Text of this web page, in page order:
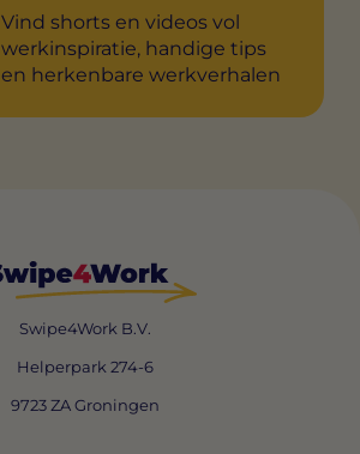
Vind shorts en videos vol
werkinspiratie, handige tips
en herkenbare werkverhalen
Swipe4Work B.V.
Helperpark 274-6
9723 ZA Groningen